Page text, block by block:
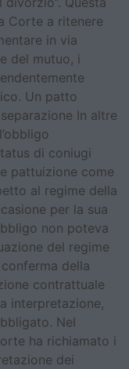
Corte a ritenere
in via
del mutuo, i
Un patto
In altre
di coniugi
pattuizione come
al regime della
per la sua
non poteva
del regime
della
contrattuale
interpretazione,
Nel
ha richiamato i
dei